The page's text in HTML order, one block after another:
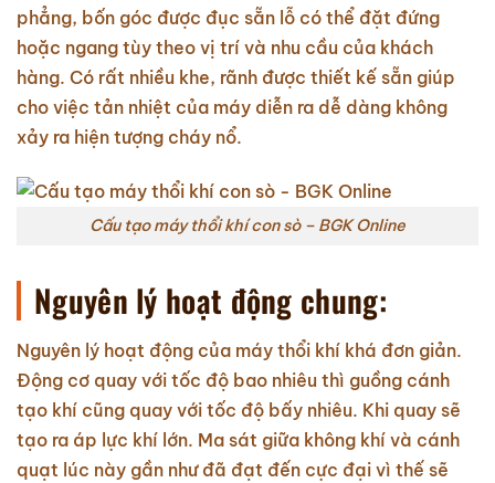
phẳng, bốn góc được đục sẵn lỗ có thể đặt đứng
hoặc ngang tùy theo vị trí và nhu cầu của khách
hàng. Có rất nhiều khe, rãnh được thiết kế sẵn giúp
cho việc tản nhiệt của máy diễn ra dễ dàng không
xảy ra hiện tượng cháy nổ.
Cấu tạo máy thổi khí con sò – BGK Online
Nguyên lý hoạt động chung:
Nguyên lý hoạt động của máy thổi khí khá đơn giản.
Động cơ quay với tốc độ bao nhiêu thì guồng cánh
tạo khí cũng quay với tốc độ bấy nhiêu. Khi quay sẽ
tạo ra áp lực khí lớn. Ma sát giữa không khí và cánh
quạt lúc này gần như đã đạt đến cực đại vì thế sẽ